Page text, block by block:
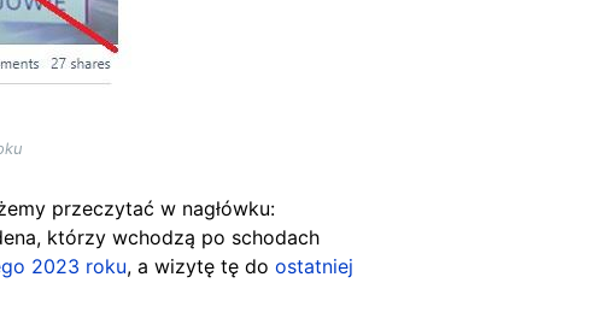
przeczytać w nagłówku:
którzy wchodzą po schodach
2023 roku, a wizytę tę do ostatniej